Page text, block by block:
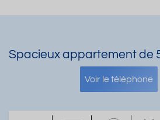
Spacieux appartement de
Voir le téléphone